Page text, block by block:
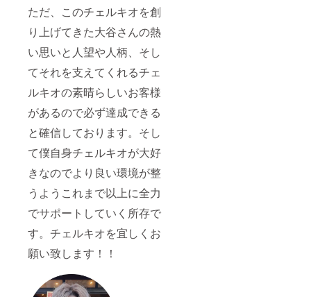
ただ、このチェルキオを創
り上げてきた大谷さんの熱
い思いと人望や人柄、そし
てそれを支えてくれるチェ
ルキオの素晴らしいお客様
があるので必ず達成できる
と確信しております。そし
て僕自身チェルキオが大好
きなのでより良い環境が整
うようこれまで以上に全力
でサポートしていく所存で
す。チェルキオを宜しくお
願い致します！！